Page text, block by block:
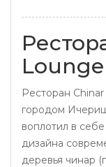
Ресторан
городом
воплотил в
дизайна
деревья чинар